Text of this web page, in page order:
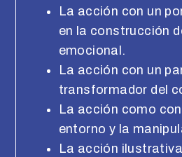
La acción con un
en la construcción
emocional.
La acción con un
transformador del
La acción como
entorno y la
La acción